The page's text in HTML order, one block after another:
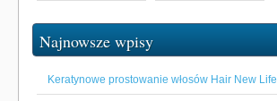
Najnowsze wpisy
Keratynowe prostowanie włosów Hair New Life